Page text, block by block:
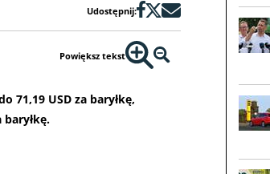
Udostępnij:
Powiększ tekst
71,19 USD za baryłkę,